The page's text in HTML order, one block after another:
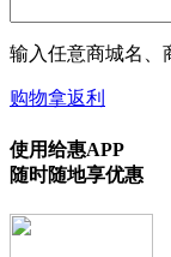
输入任意商城名、
购物拿返利
使用给惠APP
随时随地享优惠